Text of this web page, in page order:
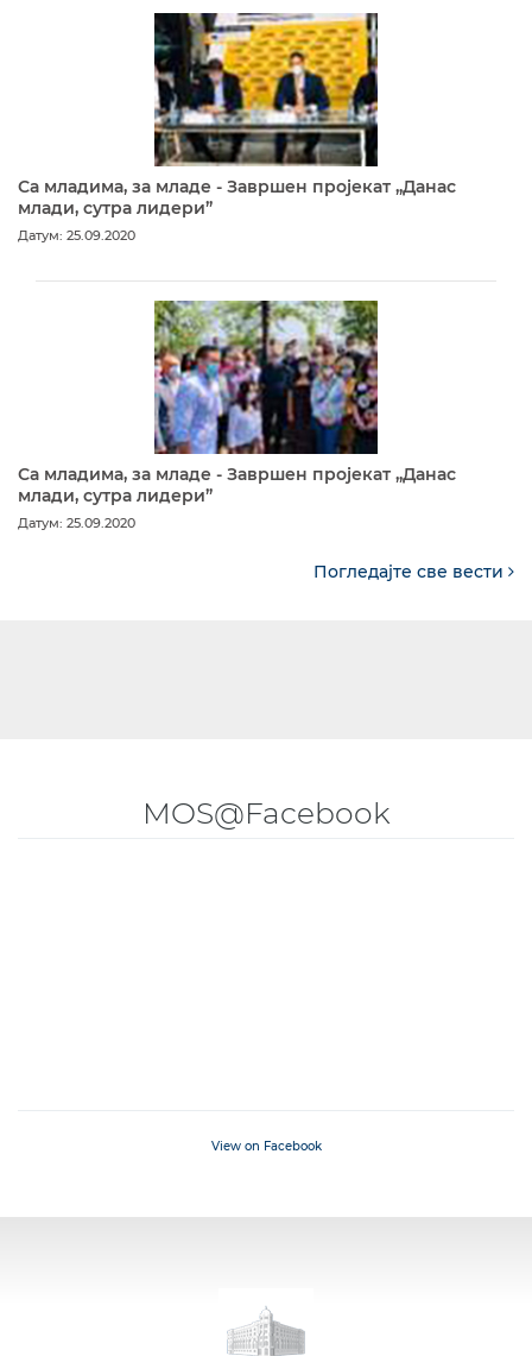
Са младима, за младе - Завршен пројекат „Данас
млади, сутра лидери”
Датум: 25.09.2020
Са младима, за младе - Завршен пројекат „Данас
млади, сутра лидери”
Датум: 25.09.2020
Погледајте све вести
MOS@Facebook
View on Facebook